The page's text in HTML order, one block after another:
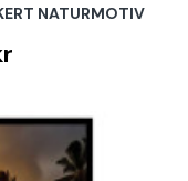
NATURMOTIV